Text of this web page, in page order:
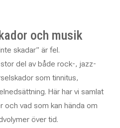
och musik
skadar” är fel.
del av både rock-, jazz-
som tinnitus,
Här har vi samlat
och vad som kan hända om
över tid.